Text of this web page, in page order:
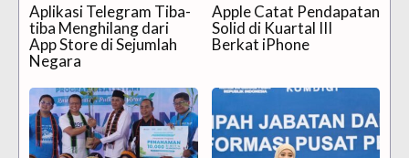
Aplikasi Telegram Tiba-
tiba Menghilang dari
App Store di Sejumlah
Negara
Apple Catat Pendapatan
Solid di Kuartal III
Berkat iPhone